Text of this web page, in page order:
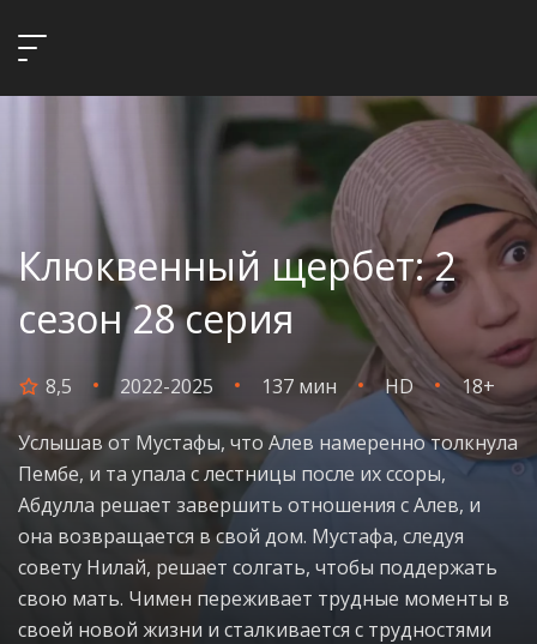
Клюквенный щербет: 2
сезон 28 серия
8,5 2022-2025 137 мин HD 18+
Услышав от Мустафы, что Алев намеренно толкнула
Пембе, и та упала с лестницы после их ссоры,
Абдулла решает завершить отношения с Алев, и
она возвращается в свой дом. Мустафа, следуя
совету Нилай, решает солгать, чтобы поддержать
свою мать. Чимен переживает трудные моменты в
своей новой жизни и сталкивается с трудностями